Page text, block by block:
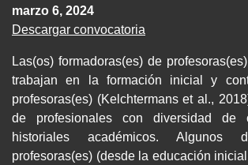
marzo 6, 2024
Descargar convocatoria
Las(os) formadoras(es) de
trabajan en la formación inicial y
profesoras(es) (Kelchtermans et al.,
de profesionales con diversidad de
historiales académicos.
profesoras(es) (desde la educación